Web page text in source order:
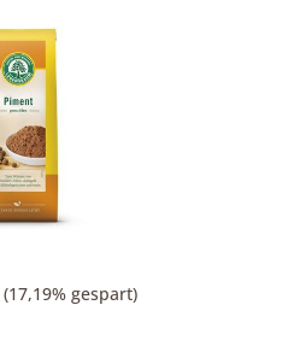
(17,19% gespart)